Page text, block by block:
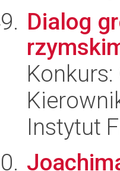
Dialog
Konkurs:
Instytut